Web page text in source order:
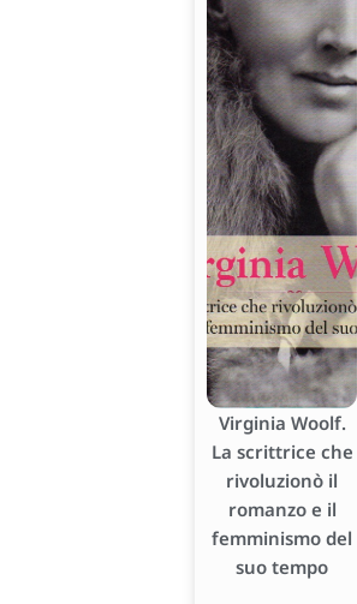
Virginia Woolf.
La scrittrice che
rivoluzionò il
romanzo e il
femminismo del
suo tempo